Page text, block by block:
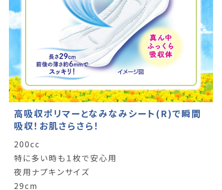
高吸収ポリマーとなみなみシート(R)で瞬間
吸収！お肌さらさら！
200cc
特に多い時も１枚で安心用
夜用ナプキンサイズ
29cm